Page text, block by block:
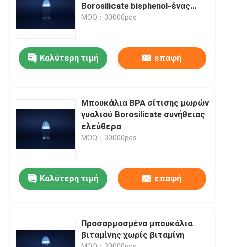
Σχετικά με εμάς
Επισκεψή εργοστασίου
Επικοινωνήστε μαζί μας
Κενά μπουκάλια γυαλιού
Μπουκάλια γυαλιού αρώματος
Borosilicate bisphenol-ένας
ελεύθερος
MOQ：30000pcs
Καλύτερη τιμή επαφή
Μπουκάλια BPA σίτισης μωρών
γυαλιού Borosilicate συνήθειας
ελεύθερα
MOQ：30000pcs
Καλύτερη τιμή επαφή
Προσαρμοσμένα μπουκάλια
βιταμίνης χωρίς βιταμίνη